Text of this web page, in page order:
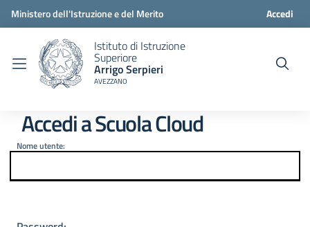
Ministero dell'Istruzione e del Merito Accedi
Istituto di Istruzione
Superiore
Arrigo Serpieri
AVEZZANO
Accedi a Scuola Cloud
Nome utente: